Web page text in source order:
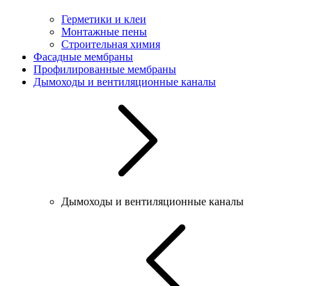
Герметики и клеи
Монтажные пены
Строительная химия
Фасадные мембраны
Профилированные мембраны
Дымоходы и вентиляционные каналы
Дымоходы и вентиляционные каналы